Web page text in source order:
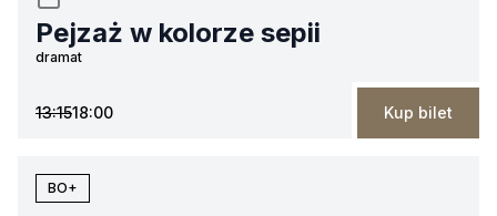
Pejzaż w kolorze sepii
dramat
13:1518:00 Kup bilet
BO+